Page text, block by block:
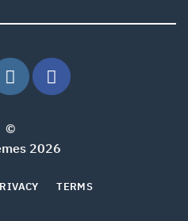
2026 UX Themes
TERMS
PRIVACY